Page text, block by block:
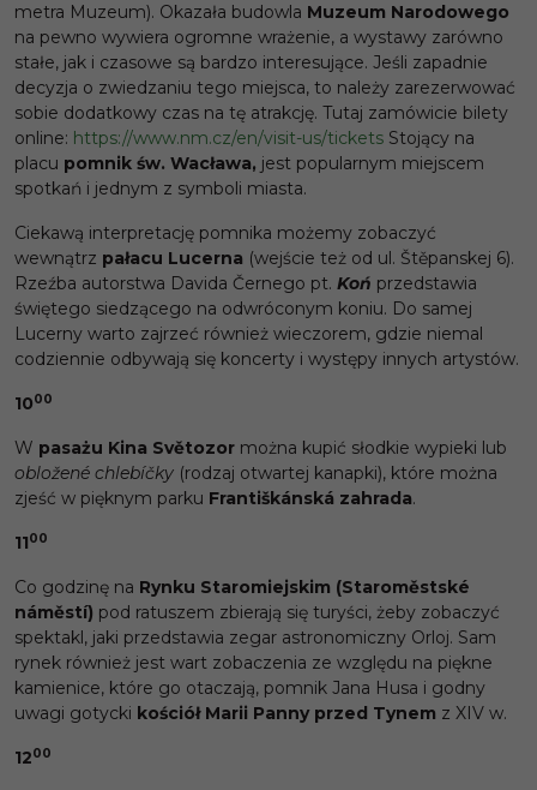
metra Muzeum). Okazała budowla Muzeum Narodowego
na pewno wywiera ogromne wrażenie, a wystawy zarówno
stałe, jak i czasowe są bardzo interesujące. Jeśli zapadnie
decyzja o zwiedzaniu tego miejsca, to należy zarezerwować
sobie dodatkowy czas na tę atrakcję. Tutaj zamówicie bilety
online: https://www.nm.cz/en/visit-us/tickets Stojący na
placu pomnik św. Wacława, jest popularnym miejscem
spotkań i jednym z symboli miasta.
Ciekawą interpretację pomnika możemy zobaczyć
wewnątrz pałacu Lucerna (wejście też od ul. Štěpanskej 6).
Rzeźba autorstwa Davida Černego pt. Koń przedstawia
świętego siedzącego na odwróconym koniu. Do samej
Lucerny warto zajrzeć również wieczorem, gdzie niemal
codziennie odbywają się koncerty i występy innych artystów.
1000
W pasażu Kina Světozor można kupić słodkie wypieki lub
obložené chlebíčky (rodzaj otwartej kanapki), które można
zjeść w pięknym parku Františkánská zahrada.
1100
Co godzinę na Rynku Staromiejskim (Staroměstské
náměstí) pod ratuszem zbierają się turyści, żeby zobaczyć
spektakl, jaki przedstawia zegar astronomiczny Orloj. Sam
rynek również jest wart zobaczenia ze względu na piękne
kamienice, które go otaczają, pomnik Jana Husa i godny
uwagi gotycki kościół Marii Panny przed Tynem z XIV w.
1200